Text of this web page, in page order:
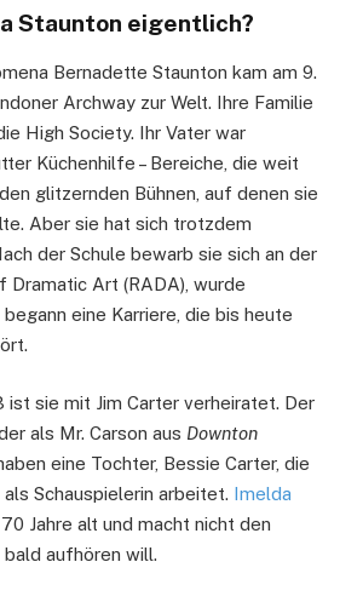
Staunton eigentlich?
Bernadette Staunton kam am 9.
Archway zur Welt. Ihre Familie
High Society. Ihr Vater war
Küchenhilfe – Bereiche, die weit
glitzernden Bühnen, auf denen sie
Aber sie hat sich trotzdem
der Schule bewarb sie sich an der
Dramatic Art (RADA), wurde
eine Karriere, die bis heute
ist sie mit Jim Carter verheiratet. Der
als Mr. Carson aus Downton
eine Tochter, Bessie Carter, die
Schauspielerin arbeitet. Imelda
Jahre alt und macht nicht den
bald aufhören will.